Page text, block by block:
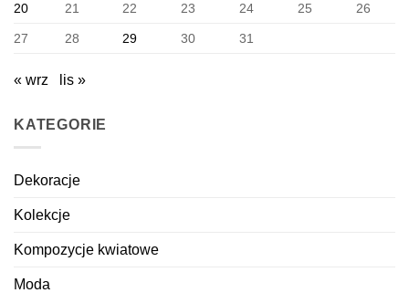
20 21 22 23 24 25 26
27 28 29 30 31
« wrz lis »
KATEGORIE
Dekoracje
Kolekcje
Kompozycje kwiatowe
Moda